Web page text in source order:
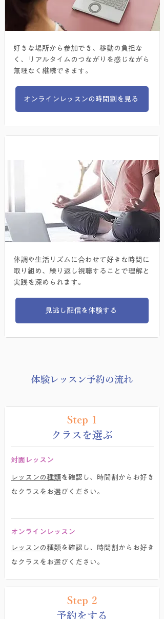
好きな場所から参加でき、移動の負担な
く、リアルタイムのつながりを感じながら
無理なく継続できます。
オンラインレッスンの時間割を見る
体調や生活リズムに合わせて好きな時間に
取り組め、繰り返し視聴することで理解と
実践を深められます。
見逃し配信を体験する
​体験レッスン予約の流れ
Step 1
​クラスを選ぶ
対面レッスン
レッスンの種類 を確認し、時間割からお好き
なクラスをお選びください。
​オンラインレッスン
レッスンの種類 を確認し、時間割からお好き
なクラスをお選びください。
Step 2
予約をする